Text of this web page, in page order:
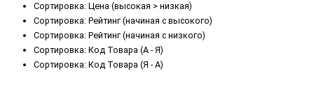
Сортировка: Цена (высокая > низкая)
Сортировка: Рейтинг (начиная с высокого)
Сортировка: Рейтинг (начиная с низкого)
Сортировка: Код Товара (А - Я)
Сортировка: Код Товара (Я - А)